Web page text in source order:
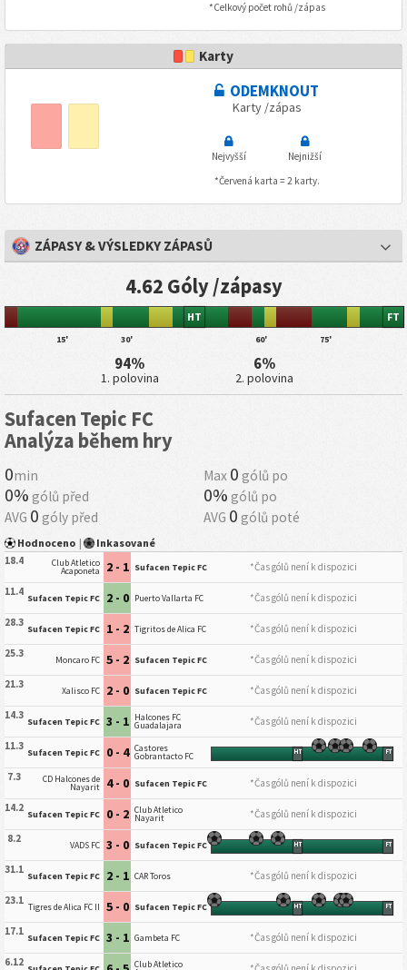
*Celkový počet rohů /zápas
Karty
ODEMKNOUT
Karty /zápas
Nejvyšší
Nejnižší
*Červená karta = 2 karty.
ZÁPASY & VÝSLEDKY ZÁPASŮ
4.62 Góly /zápasy
15' 30'
HT
60' 75'
FT
94%
1. polovina
6%
2. polovina
Sufacen Tepic FC
Analýza během hry
0min Max 0 gólů po
0% gólů před 0% gólů po
AVG 0 góly před AVG 0 gólů poté
Hodnoceno | Inkasované
18.4 Club Atletico
Acaponeta 2 - 1 Sufacen Tepic FC
*Čas gólů není k dispozici
11.4 Sufacen Tepic FC 2 - 0 Puerto Vallarta FC
*Čas gólů není k dispozici
28.3 Sufacen Tepic FC 1 - 2 Tigritos de Alica FC
*Čas gólů není k dispozici
25.3
Moncaro FC 5 - 2 Sufacen Tepic FC
*Čas gólů není k dispozici
21.3
Xalisco FC 2 - 0 Sufacen Tepic FC
*Čas gólů není k dispozici
14.3 Sufacen Tepic FC 3 - 1 Halcones FC
Guadalajara
*Čas gólů není k dispozici
11.3 Sufacen Tepic FC 0 - 4 Castores
Gobrantacto FC HT FT
7.3 CD Halcones de
Nayarit 4 - 0 Sufacen Tepic FC
*Čas gólů není k dispozici
14.2 Sufacen Tepic FC 0 - 2 Club Atletico
Nayarit
*Čas gólů není k dispozici
8.2
VADS FC 3 - 0 Sufacen Tepic FC HT FT
31.1 Sufacen Tepic FC 2 - 1 CAR Toros
*Čas gólů není k dispozici
23.1 Tigres de Alica FC II 5 - 0 Sufacen Tepic FC HT FT
17.1 Sufacen Tepic FC 3 - 1 Gambeta FC
*Čas gólů není k dispozici
6.12
Club Atletico